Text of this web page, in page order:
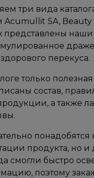
три вида
Acumullit SA, Beauty
представлены
перекуса.
только
состав,
а также
понадобятся
продукта, но и
смогли быстро
поэтому